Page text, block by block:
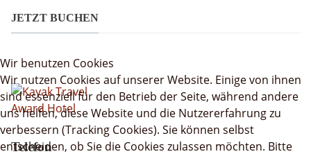
JETZT BUCHEN
Telefon
Wir benutzen Cookies
Wir nutzen Cookies auf unserer Website. Einige von ihnen
sind essenziell für den Betrieb der Seite, während andere
uns helfen, diese Website und die Nutzererfahrung zu
verbessern (Tracking Cookies). Sie können selbst
entscheiden, ob Sie die Cookies zulassen möchten. Bitte